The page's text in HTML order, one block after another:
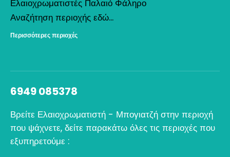
Ελαιοχρωματιστές Παλαιό Φάληρο
Αναζήτηση περιοχής εδώ...
Περισσότερες περιοχές
6949 085378
Βρείτε Ελαιοχρωματιστή - Μπογιατζή στην περιοχή
που ψάχνετε, δείτε παρακάτω όλες τις περιοχές που
εξυπηρετούμε :